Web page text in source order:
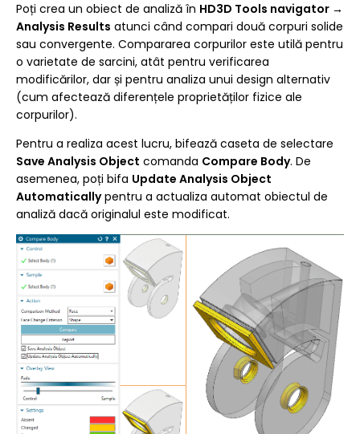
Poți crea un obiect de analiză în HD3D Tools navigator →
Analysis Results atunci când compari două corpuri solide
sau convergente. Compararea corpurilor este utilă pentru
o varietate de sarcini, atât pentru verificarea
modificărilor, dar și pentru analiza unui design alternativ
(cum afectează diferențele proprietăților fizice ale
corpurilor).
Pentru a realiza acest lucru, bifează caseta de selectare
Save Analysis Object comanda Compare Body. De
asemenea, poți bifa Update Analysis Object
Automaticallypentru a actualiza automat obiectul de
analiză dacă originalul este modificat.